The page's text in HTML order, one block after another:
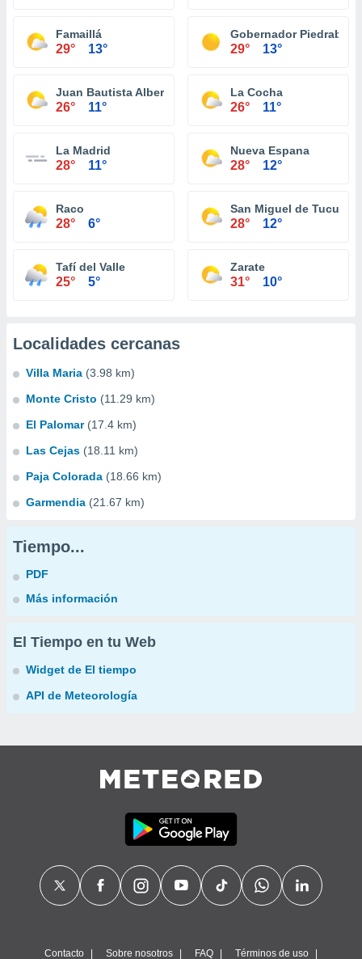
Famaillá
29° 13°
Gobernador
29° 13°
Juan Bautista Alberdi
26° 11°
La Cocha
26° 11°
La Madrid
28° 11°
Nueva Espana
28° 12°
Raco
28° 6°
San Miguel de Tucumán
28° 12°
Tafí del Valle
25° 5°
Zarate
31° 10°
Localidades cercanas
Villa Maria (3.98 km)
Monte Cristo (11.29 km)
El Palomar (17.4 km)
Las Cejas (18.11 km)
Paja Colorada (18.66 km)
Garmendia (21.67 km)
Tiempo...
PDF
Más información
El Tiempo en tu Web
Widget de El tiempo
API de Meteorología
Contacto Sobre nosotros FAQ Términos de uso